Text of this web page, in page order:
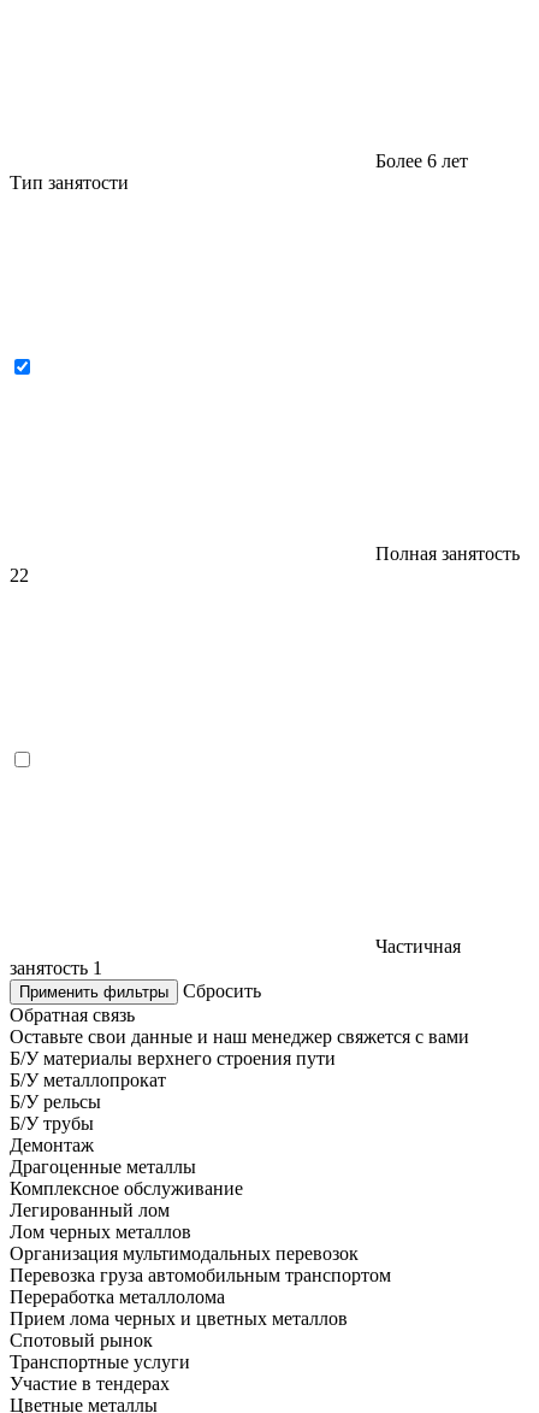
Более 6 лет
Тип занятости
Полная занятость
22
Частичная
занятость 1
Применить фильтры
Сбросить
Обратная связь
Оставьте свои данные и наш менеджер свяжется с вами
Б/У материалы верхнего строения пути
Б/У металлопрокат
Б/У рельсы
Б/У трубы
Демонтаж
Драгоценные металлы
Комплексное обслуживание
Легированный лом
Лом черных металлов
Организация мультимодальных перевозок
Перевозка груза автомобильным транспортом
Переработка металлолома
Прием лома черных и цветных металлов
Спотовый рынок
Транспортные услуги
Участие в тендерах
Цветные металлы